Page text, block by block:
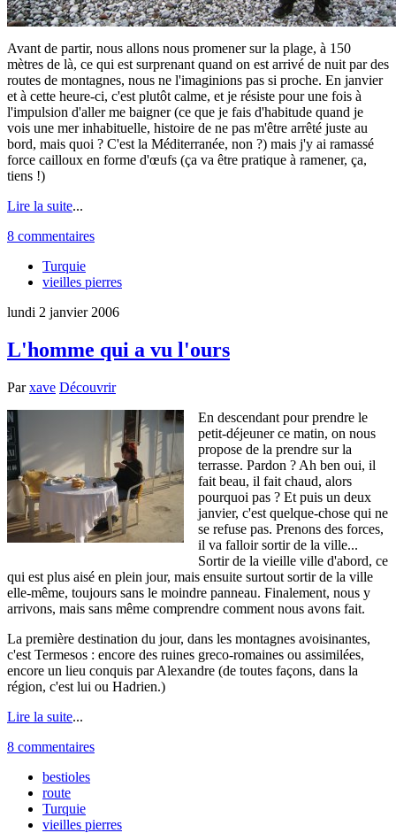
Avant de partir, nous allons nous promener sur la plage, à 150
mètres de là, ce qui est surprenant quand on est arrivé de nuit par des
routes de montagnes, nous ne l'imaginions pas si proche. En janvier
et à cette heure-ci, c'est plutôt calme, et je résiste pour une fois à
l'impulsion d'aller me baigner (ce que je fais d'habitude quand je
vois une mer inhabituelle, histoire de ne pas m'être arrêté juste au
bord, mais quoi ? C'est la Méditerranée, non ?) mais j'y ai ramassé
force cailloux en forme d'œufs (ça va être pratique à ramener, ça,
tiens !)
Lire la suite...
8 commentaires
Turquie
vieilles pierres
lundi 2 janvier 2006
L'homme qui a vu l'ours
Parxave Découvrir
En descendant pour prendre le
petit-déjeuner ce matin, on nous
propose de la prendre sur la
terrasse. Pardon ? Ah ben oui, il
fait beau, il fait chaud, alors
pourquoi pas ? Et puis un deux
janvier, c'est quelque-chose qui ne
se refuse pas. Prenons des forces,
il va falloir sortir de la ville...
Sortir de la vieille ville d'abord, ce
qui est plus aisé en plein jour, mais ensuite surtout sortir de la ville
elle-même, toujours sans le moindre panneau. Finalement, nous y
arrivons, mais sans même comprendre comment nous avons fait.
La première destination du jour, dans les montagnes avoisinantes,
c'est Termesos : encore des ruines greco-romaines ou assimilées,
encore un lieu conquis par Alexandre (de toutes façons, dans la
région, c'est lui ou Hadrien.)
Lire la suite...
8 commentaires
bestioles
route
Turquie
vieilles pierres